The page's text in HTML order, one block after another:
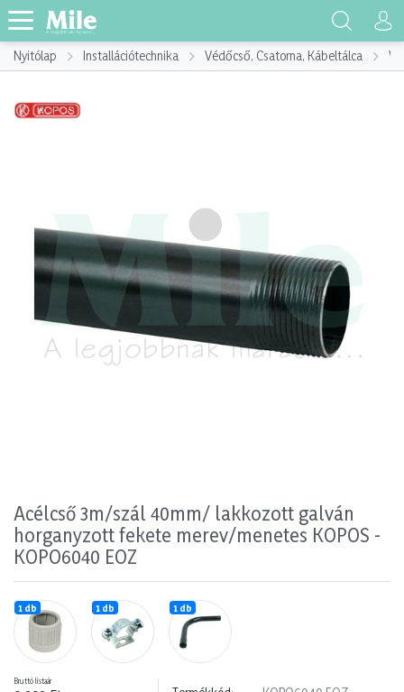
Nyitólap Installációtechnika Védőcső, Csatorna, Kábeltálca
Acélcső 3m/szál 40mm/ lakkozott galván
horganyzott fekete merev/menetes KOPOS -
KOPO6040 EOZ
1 db 1 db 1 db
Bruttó listaár